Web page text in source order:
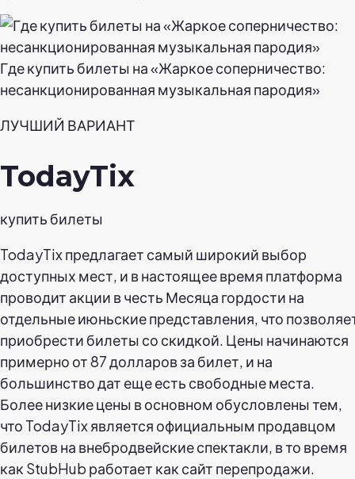
Где купить билеты на «Жаркое соперничество:
несанкционированная музыкальная пародия»
ЛУЧШИЙ ВАРИАНТ
TodayTix
купить билеты
TodayTix предлагает самый широкий выбор
доступных мест, и в настоящее время платформа
проводит акции в честь Месяца гордости на
отдельные июньские представления, что
приобрести билеты со скидкой. Цены начинаются
примерно от 87 долларов за билет, и на
большинство дат еще есть свободные места.
Более низкие цены в основном обусловлены тем,
что TodayTix является официальным продавцом
билетов на внебродвейские спектакли, в то время
как StubHub работает как сайт перепродажи.